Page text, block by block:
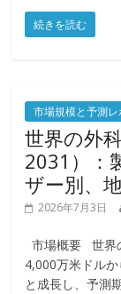
続きを読む
市場規模と予測レ
世界の外
2031）：
ザー別、
2026年7月3日
市場概要 世界
4,000万米ドル
と成長し、予測